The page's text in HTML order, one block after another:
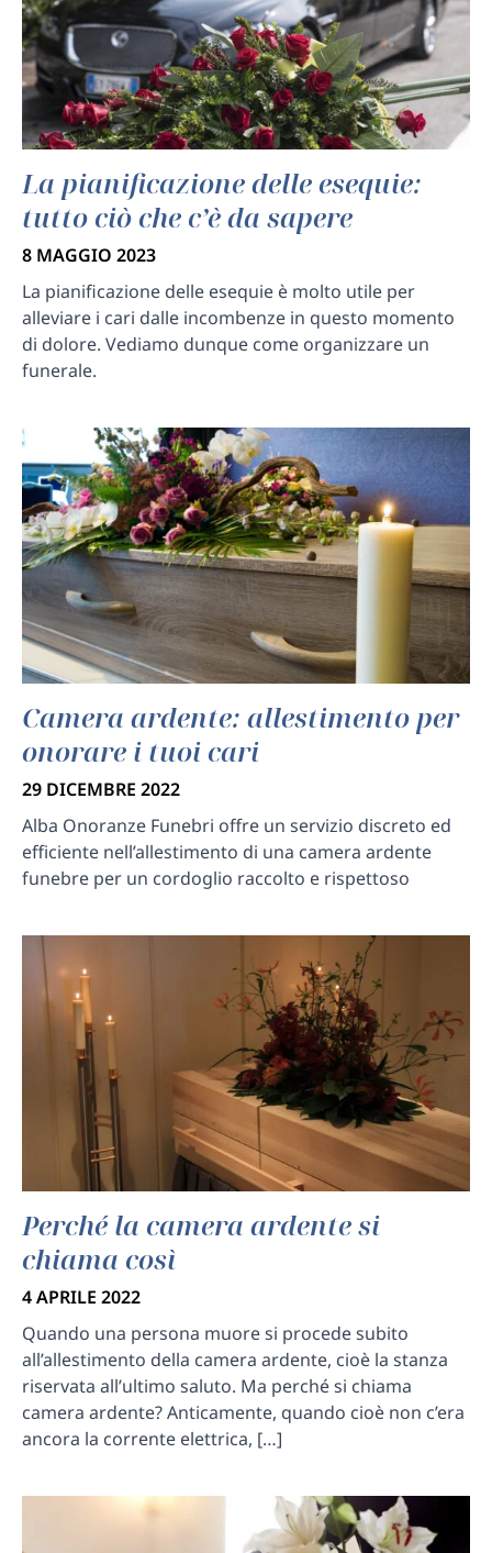
La pianificazione delle esequie:
tutto ciò che c’è da sapere
8 MAGGIO 2023
La pianificazione delle esequie è molto utile per
alleviare i cari dalle incombenze in questo momento
di dolore. Vediamo dunque come organizzare un
funerale.
Camera ardente: allestimento per
onorare i tuoi cari
29 DICEMBRE 2022
Alba Onoranze Funebri offre un servizio discreto ed
efficiente nell’allestimento di una camera ardente
funebre per un cordoglio raccolto e rispettoso
Perché la camera ardente si
chiama così
4 APRILE 2022
Quando una persona muore si procede subito
all’allestimento della camera ardente, cioè la stanza
riservata all’ultimo saluto. Ma perché si chiama
camera ardente? Anticamente, quando cioè non c’era
ancora la corrente elettrica, […]